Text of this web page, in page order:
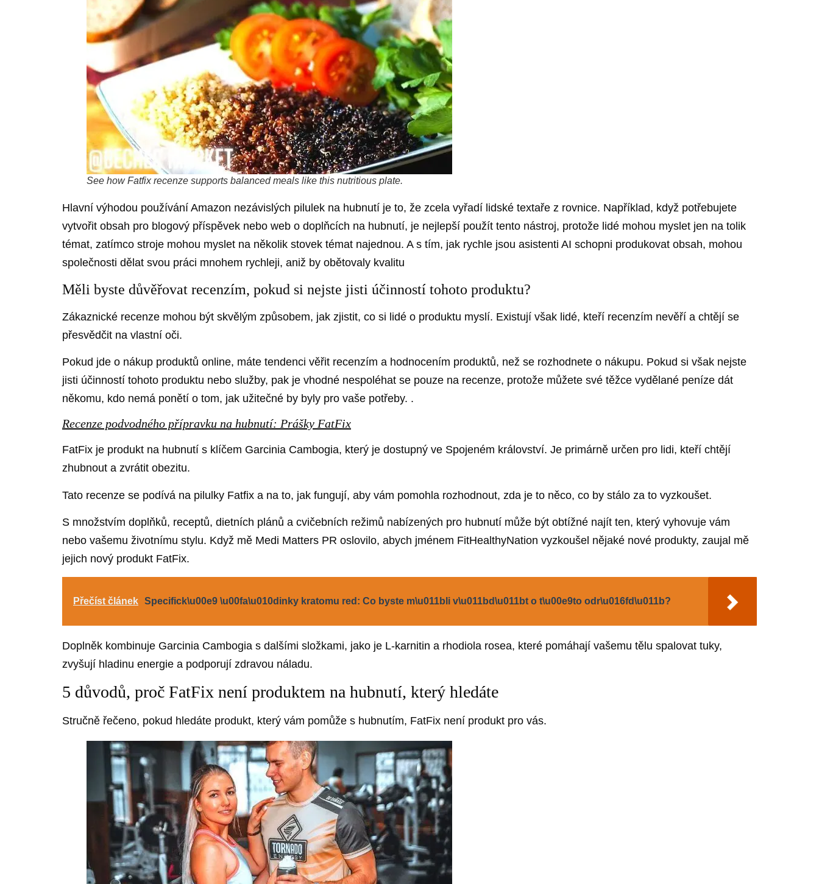
See how Fatfix recenze supports balanced meals like this nutritious plate.
Hlavní výhodou používání Amazon nezávislých pilulek na hubnutí je to, že zcela vyřadí lidské textaře z rovnice. Například, když potřebujete
vytvořit obsah pro blogový příspěvek nebo web o doplňcích na hubnutí, je nejlepší použít tento nástroj, protože lidé mohou myslet jen na tolik
témat, zatímco stroje mohou myslet na několik stovek témat najednou. A s tím, jak rychle jsou asistenti AI schopni produkovat obsah, mohou
společnosti dělat svou práci mnohem rychleji, aniž by obětovaly kvalitu
Měli byste důvěřovat recenzím, pokud si nejste jisti účinností tohoto produktu?
Zákaznické recenze mohou být skvělým způsobem, jak zjistit, co si lidé o produktu myslí. Existují však lidé, kteří recenzím nevěří a chtějí se
přesvědčit na vlastní oči.
Pokud jde o nákup produktů online, máte tendenci věřit recenzím a hodnocením produktů, než se rozhodnete o nákupu. Pokud si však nejste
jisti účinností tohoto produktu nebo služby, pak je vhodné nespoléhat se pouze na recenze, protože můžete své těžce vydělané peníze dát
někomu, kdo nemá ponětí o tom, jak užitečné by byly pro vaše potřeby. .
Recenze podvodného přípravku na hubnutí: Prášky FatFix
FatFix je produkt na hubnutí s klíčem Garcinia Cambogia, který je dostupný ve Spojeném království. Je primárně určen pro lidi, kteří chtějí
zhubnout a zvrátit obezitu.
Tato recenze se podívá na pilulky Fatfix a na to, jak fungují, aby vám pomohla rozhodnout, zda je to něco, co by stálo za to vyzkoušet.
S množstvím doplňků, receptů, dietních plánů a cvičebních režimů nabízených pro hubnutí může být obtížné najít ten, který vyhovuje vám
nebo vašemu životnímu stylu. Když mě Medi Matters PR oslovilo, abych jménem FitHealthyNation vyzkoušel nějaké nové produkty, zaujal mě
jejich nový produkt FatFix.
Přečíst článek Specifick\u00e9 \u00fa\u010dinky kratomu red: Co byste m\u011bli v\u011bd\u011bt o t\u00e9to odr\u016fd\u011b?
Doplněk kombinuje Garcinia Cambogia s dalšími složkami, jako je L-karnitin a rhodiola rosea, které pomáhají vašemu tělu spalovat tuky,
zvyšují hladinu energie a podporují zdravou náladu.
5 důvodů, proč FatFix není produktem na hubnutí, který hledáte
Stručně řečeno, pokud hledáte produkt, který vám pomůže s hubnutím, FatFix není produkt pro vás.